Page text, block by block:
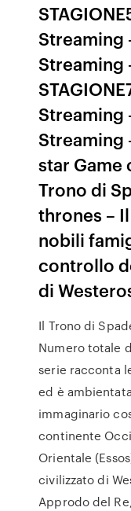
Streaming
Streaming
Streaming
Streaming
star Game
Trono di
thrones –
nobili
controllo
di
Il Trono di
Numero totale
serie racconta
ed è
immaginario
continente
Orientale
civilizzato di
Approdo del